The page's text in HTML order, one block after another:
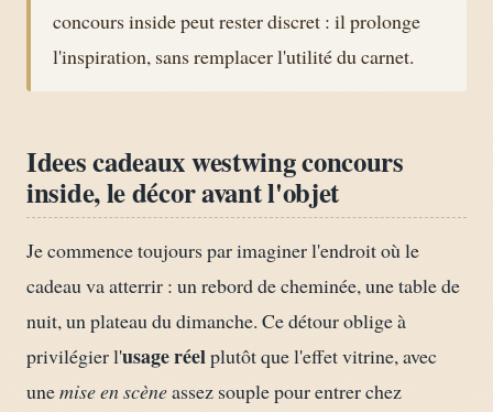
concours inside peut rester discret : il prolonge
l'inspiration, sans remplacer l'utilité du carnet.
Idees cadeaux westwing concours
inside, le décor avant l'objet
Je commence toujours par imaginer l'endroit où le
cadeau va atterrir : un rebord de cheminée, une table de
nuit, un plateau du dimanche. Ce détour oblige à
privilégier l'usage réelplutôt que l'effet vitrine, avec
unemise en scèneassez souple pour entrer chez